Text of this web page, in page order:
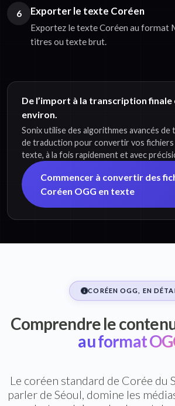
6 Exporter le texte Coréen
Exportez le texte Coréen au format
titres ou texte brut.
De l’import à la transcription finale
environ.
Sonix utilise des algorithmes avancés
de traduction pour convertir vos fichiers
texte, à la fois rapidement et avec
Commencer à convertir des
Coréen OGG en texte
CORÉEN OGG, EN
Comprendre le
au format
Le coréen standard de Corée du
parler de Séoul, domine les